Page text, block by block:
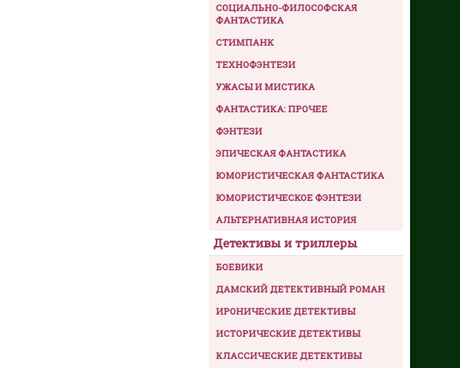
СОЦИАЛЬНО-ФИЛОСОФСКАЯ
ФАНТАСТИКА
СТИМПАНК
ТЕХНОФЭНТЕЗИ
УЖАСЫ И МИСТИКА
ФАНТАСТИКА: ПРОЧЕЕ
ФЭНТЕЗИ
ЭПИЧЕСКАЯ ФАНТАСТИКА
ЮМОРИСТИЧЕСКАЯ ФАНТАСТИКА
ЮМОРИСТИЧЕСКОЕ ФЭНТЕЗИ
АЛЬТЕРНАТИВНАЯ ИСТОРИЯ
Детективы и триллеры
БОЕВИКИ
ДАМСКИЙ ДЕТЕКТИВНЫЙ РОМАН
ИРОНИЧЕСКИЕ ДЕТЕКТИВЫ
ИСТОРИЧЕСКИЕ ДЕТЕКТИВЫ
КЛАССИЧЕСКИЕ ДЕТЕКТИВЫ